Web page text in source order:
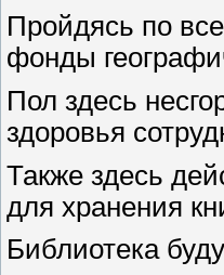
Пройдясь по
фонды
Пол здесь
здоровья
Также здесь
для хранения
Библиотека